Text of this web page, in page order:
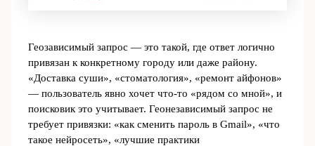
Геозависимый запрос — это такой, где ответ логично
привязан к конкретному городу или даже району.
«Доставка суши», «стоматология», «ремонт айфонов»
— пользователь явно хочет что‑то «рядом со мной», и
поисковик это учитывает. Геонезависимый запрос не
требует привязки: «как сменить пароль в Gmail», «что
такое нейросеть», «лучшие практики